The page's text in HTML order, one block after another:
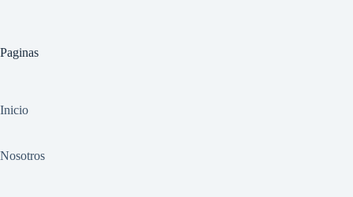
Paginas
Inicio
Nosotros